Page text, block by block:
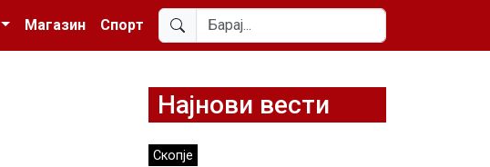
Магазин Спорт
Најнови вести
Скопје